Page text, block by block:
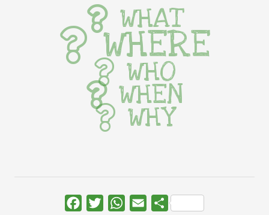
WHAT
WHERE
WHO
WHEN
WHY
FacebookTwitterWhatsApp
Email Share